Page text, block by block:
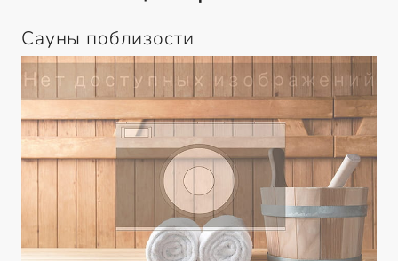
Сауны поблизости